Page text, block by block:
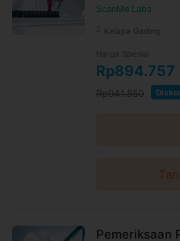
ScanMe Labs
Kelapa Gading
Harga Spesial
Rp894.757
Rp941.850
Pemeriksaan